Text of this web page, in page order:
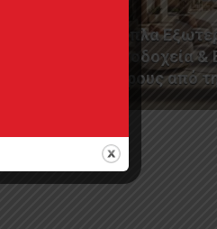
Έπιπλα
Ξενοδοχεία
Χώρους από